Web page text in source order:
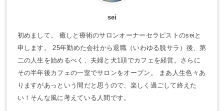
sei
初めまして。 癒しと療術のサロンオーナーセラピストのseiと
申します。 25年勤めた会社から退職（いわゆる脱サラ）後、第
二の人生を始めるべく、夫婦と犬1頭でカフェを経営。さらに
その半年後カフェの一室でサロンをオープン。 まあ人生色々あ
りますがあっという間だと思うので、楽しく過ごして終えた
い！そんな風に考えている人間です。